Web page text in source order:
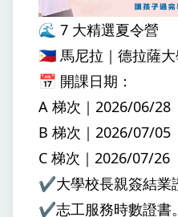
🌊 7 大精選夏令營
🇵🇭 馬尼拉｜德拉薩
📅 開課日期：
A 梯次｜2026/06/28
B 梯次｜2026/07/05
C 梯次｜2026/07/26
✔️大學校長親簽結業
✔️志工服務時數證書。